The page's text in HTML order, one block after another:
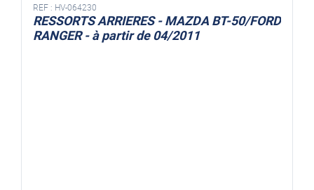
REF : HV-064230
RESSORTS ARRIERES - MAZDA BT-50/FORD
RANGER - à partir de 04/2011